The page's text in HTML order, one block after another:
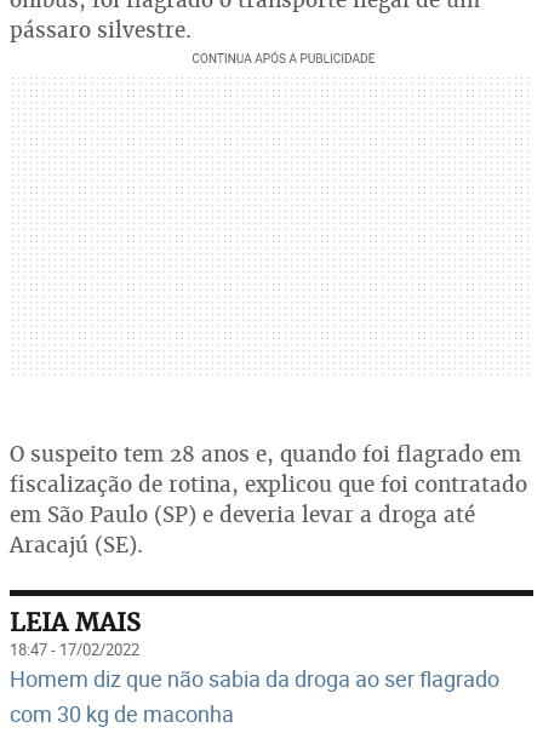
pássaro silvestre.
O suspeito tem 28 anos e, quando foi flagrado em
fiscalização de rotina, explicou que foi contratado
em São Paulo (SP) e deveria levar a droga até
Aracajú (SE).
LEIA MAIS
18:47 - 17/02/2022
Homem diz que não sabia da droga ao ser flagrado
com 30 kg de maconha